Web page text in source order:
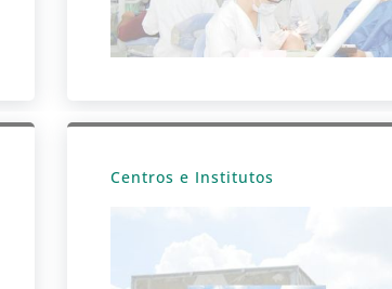
Centros e Institutos